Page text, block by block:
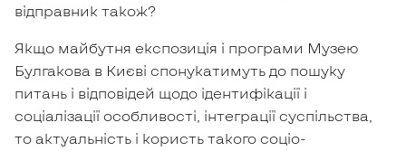
відправник також?
Якщо майбутня експозиція і програми Музею
Булгакова в Києві спонукатимуть до пошуку
питань і відповідей щодо ідентифікації і
соціалізації особливості, інтеграції суспільства,
то актуальність і користь такого соціо-